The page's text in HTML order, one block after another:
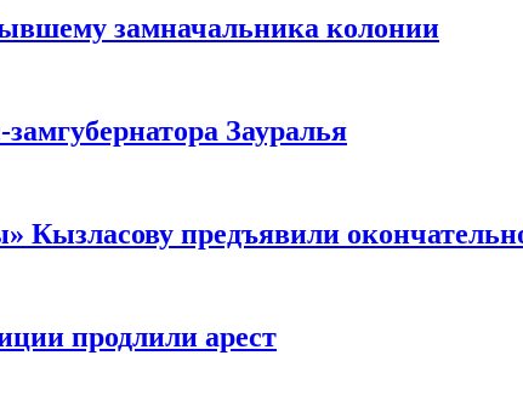
замначальника колонии
Зауралья
Кызласову предъявили
продлили арест